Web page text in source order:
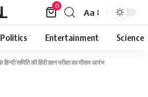
0
Aa
Politics Entertainment Science
हिन्दी समिति की हिंदी ज्ञान परीक्षा का मौसम आरंभ